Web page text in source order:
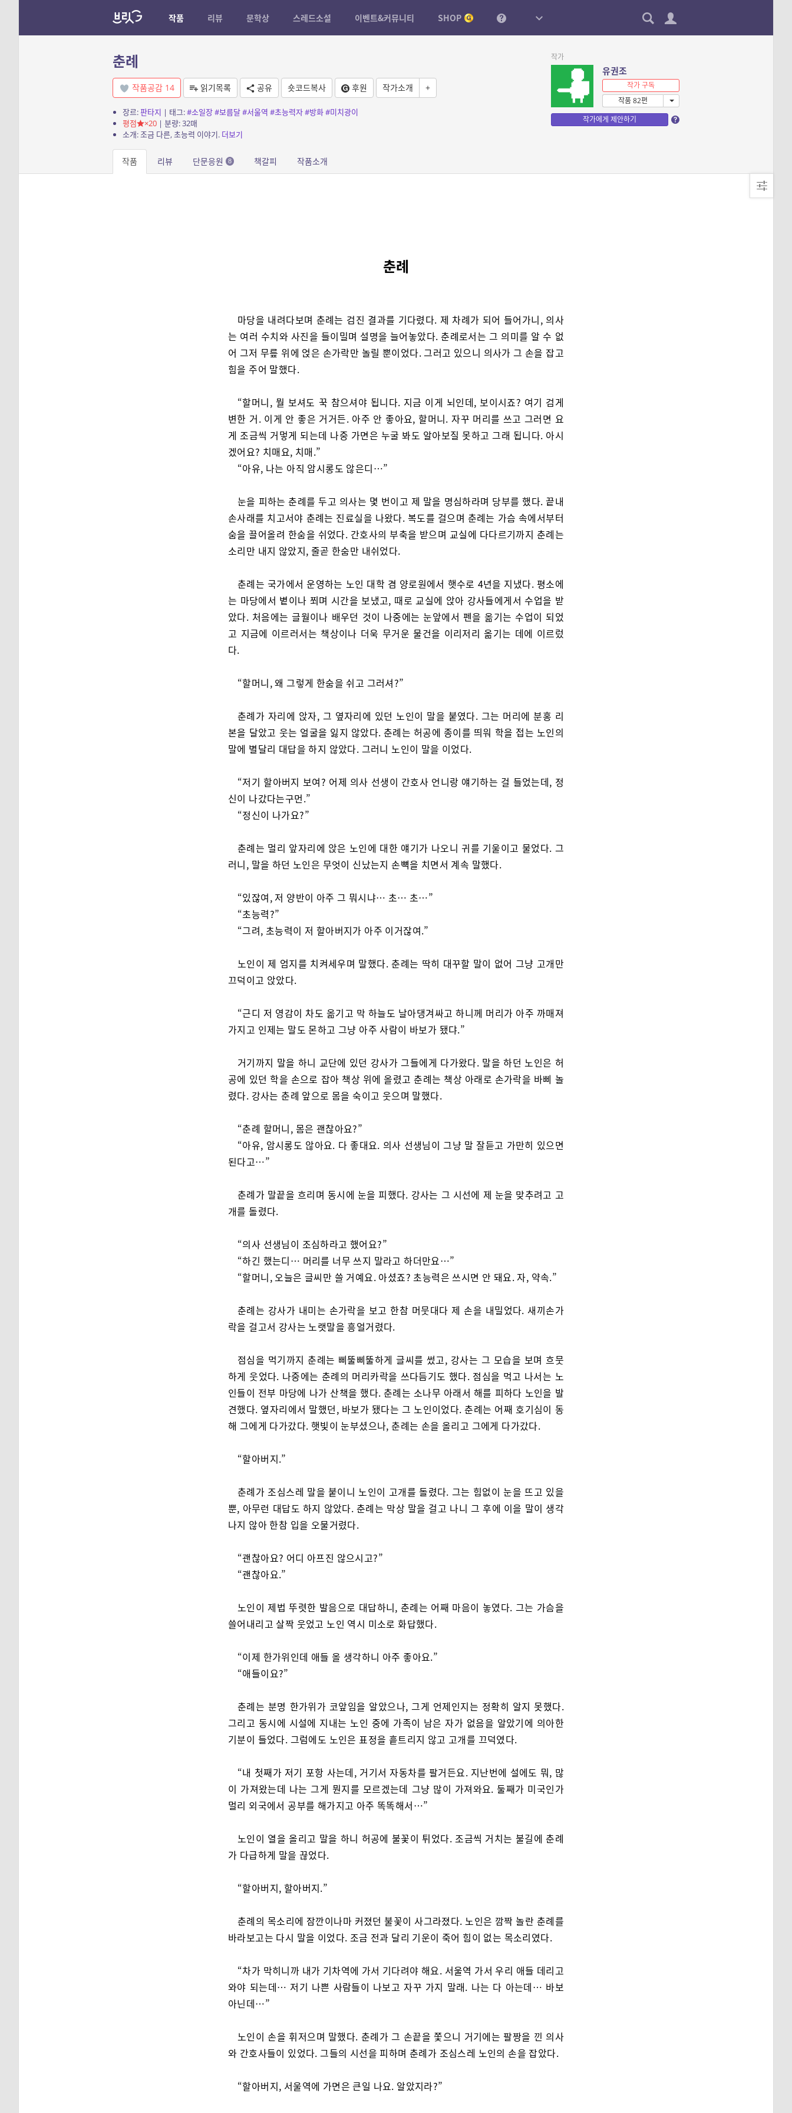
작품 리뷰 문학상 스레드소설 이벤트&커뮤니티 SHOP
춘례
작품공감 14 읽기목록 공유 숏코드복사 후원 작가소개 +
장르:판타지 | 태그:#소일장#보름달#서울역 #초능력자#방화#미치광이
평점
×20| 분량: 32매
소개: 조금 다른, 초능력 이야기. 더보기
작가
유권조
작가 구독
작품 82편
작가에게 제안하기
작품 리뷰 단문응원 8 책갈피 작품소개
춘례
마당을 내려다보며 춘례는 검진 결과를 기다렸다. 제 차례가 되어 들어가니, 의사
는 여러 수치와 사진을 들이밀며 설명을 늘어놓았다. 춘례로서는 그 의미를 알 수 없
어 그저 무릎 위에 얹은 손가락만 놀릴 뿐이었다. 그러고 있으니 의사가 그 손을 잡고
힘을 주어 말했다.
“할머니, 뭘 보셔도 꾹 참으셔야 됩니다. 지금 이게 뇌인데, 보이시죠? 여기 검게
변한 거. 이게 안 좋은 거거든. 아주 안 좋아요, 할머니. 자꾸 머리를 쓰고 그러면 요
게 조금씩 거멓게 되는데 나중 가면은 누굴 봐도 알아보질 못하고 그래 됩니다. 아시
겠어요? 치매요, 치매.”
“아유, 나는 아직 암시롱도 않은디…”
눈을 피하는 춘례를 두고 의사는 몇 번이고 제 말을 명심하라며 당부를 했다. 끝내
손사래를 치고서야 춘례는 진료실을 나왔다. 복도를 걸으며 춘례는 가슴 속에서부터
숨을 끌어올려 한숨을 쉬었다. 간호사의 부축을 받으며 교실에 다다르기까지 춘례는
소리만 내지 않았지, 줄곧 한숨만 내쉬었다.
춘례는 국가에서 운영하는 노인 대학 겸 양로원에서 햇수로 4년을 지냈다. 평소에
는 마당에서 볕이나 쬐며 시간을 보냈고, 때로 교실에 앉아 강사들에게서 수업을 받
았다. 처음에는 글월이나 배우던 것이 나중에는 눈앞에서 펜을 옮기는 수업이 되었
고 지금에 이르러서는 책상이나 더욱 무거운 물건을 이리저리 옮기는 데에 이르렀
다.
“할머니, 왜 그렇게 한숨을 쉬고 그러셔?”
춘례가 자리에 앉자, 그 옆자리에 있던 노인이 말을 붙였다. 그는 머리에 분홍 리
본을 달았고 웃는 얼굴을 잃지 않았다. 춘례는 허공에 종이를 띄워 학을 접는 노인의
말에 별달리 대답을 하지 않았다. 그러니 노인이 말을 이었다.
“저기 할아버지 보여? 어제 의사 선생이 간호사 언니랑 얘기하는 걸 들었는데, 정
신이 나갔다는구먼.”
“정신이 나가요?”
춘례는 멀리 앞자리에 앉은 노인에 대한 얘기가 나오니 귀를 기울이고 물었다. 그
러니, 말을 하던 노인은 무엇이 신났는지 손뼉을 치면서 계속 말했다.
“있잖여, 저 양반이 아주 그 뭐시냐… 초… 초…”
“초능력?”
“그려, 초능력이 저 할아버지가 아주 이거잖여.”
노인이 제 엄지를 치켜세우며 말했다. 춘례는 딱히 대꾸할 말이 없어 그냥 고개만
끄덕이고 앉았다.
“근디 저 영감이 차도 옮기고 막 하늘도 날아댕겨싸고 하니께 머리가 아주 까매져
가지고 인제는 말도 몬하고 그냥 아주 사람이 바보가 됐댜.”
거기까지 말을 하니 교단에 있던 강사가 그들에게 다가왔다. 말을 하던 노인은 허
공에 있던 학을 손으로 잡아 책상 위에 올렸고 춘례는 책상 아래로 손가락을 바삐 놀
렸다. 강사는 춘례 앞으로 몸을 숙이고 웃으며 말했다.
“춘례 할머니, 몸은 괜찮아요?”
“아유, 암시롱도 않아요. 다 좋대요. 의사 선생님이 그냥 말 잘듣고 가만히 있으면
된다고…”
춘례가 말끝을 흐리며 동시에 눈을 피했다. 강사는 그 시선에 제 눈을 맞추려고 고
개를 돌렸다.
“의사 선생님이 조심하라고 했어요?”
“하긴 했는디… 머리를 너무 쓰지 말라고 하더만요…”
“할머니, 오늘은 글씨만 쓸 거예요. 아셨죠? 초능력은 쓰시면 안 돼요. 자, 약속.”
춘례는 강사가 내미는 손가락을 보고 한참 머뭇대다 제 손을 내밀었다. 새끼손가
락을 걸고서 강사는 노랫말을 흥얼거렸다.
점심을 먹기까지 춘례는 삐뚤삐뚤하게 글씨를 썼고, 강사는 그 모습을 보며 흐뭇
하게 웃었다. 나중에는 춘례의 머리카락을 쓰다듬기도 했다. 점심을 먹고 나서는 노
인들이 전부 마당에 나가 산책을 했다. 춘례는 소나무 아래서 해를 피하다 노인을 발
견했다. 옆자리에서 말했던, 바보가 됐다는 그 노인이었다. 춘례는 어째 호기심이 동
해 그에게 다가갔다. 햇빛이 눈부셨으나, 춘례는 손을 올리고 그에게 다가갔다.
“할아버지.”
춘례가 조심스레 말을 붙이니 노인이 고개를 돌렸다. 그는 힘없이 눈을 뜨고 있을
뿐, 아무런 대답도 하지 않았다. 춘례는 막상 말을 걸고 나니 그 후에 이을 말이 생각
나지 않아 한참 입을 오물거렸다.
“괜찮아요? 어디 아프진 않으시고?”
“괜찮아요.”
노인이 제법 뚜렷한 발음으로 대답하니, 춘례는 어째 마음이 놓였다. 그는 가슴을
쓸어내리고 살짝 웃었고 노인 역시 미소로 화답했다.
“이제 한가위인데 애들 올 생각하니 아주 좋아요.”
“애들이요?”
춘례는 분명 한가위가 코앞임을 알았으나, 그게 언제인지는 정확히 알지 못했다.
그리고 동시에 시설에 지내는 노인 중에 가족이 남은 자가 없음을 알았기에 의아한
기분이 들었다. 그럼에도 노인은 표정을 흩트리지 않고 고개를 끄덕였다.
“내 첫째가 저기 포항 사는데, 거기서 자동차를 팔거든요. 지난번에 설에도 뭐, 많
이 가져왔는데 나는 그게 뭔지를 모르겠는데 그냥 많이 가져와요. 둘째가 미국인가
멀리 외국에서 공부를 해가지고 아주 똑똑해서…”
노인이 열을 올리고 말을 하니 허공에 불꽃이 튀었다. 조금씩 거치는 불길에 춘례
가 다급하게 말을 끊었다.
“할아버지, 할아버지.”
춘례의 목소리에 잠깐이나마 커졌던 불꽃이 사그라졌다. 노인은 깜짝 놀란 춘례를
바라보고는 다시 말을 이었다. 조금 전과 달리 기운이 죽어 힘이 없는 목소리였다.
“차가 막히니까 내가 기차역에 가서 기다려야 해요. 서울역 가서 우리 애들 데리고
와야 되는데… 저기 나쁜 사람들이 나보고 자꾸 가지 말래. 나는 다 아는데… 바보
아닌데…”
노인이 손을 휘저으며 말했다. 춘례가 그 손끝을 쫓으니 거기에는 팔짱을 낀 의사
와 간호사들이 있었다. 그들의 시선을 피하며 춘례가 조심스레 노인의 손을 잡았다.
“할아버지, 서울역에 가면은 큰일 나요. 알았지라?”